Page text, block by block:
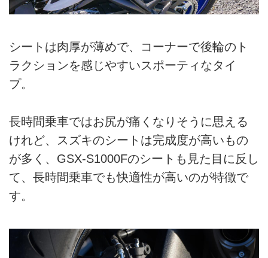
シートは肉厚が薄めで、コーナーで後輪のト
ラクションを感じやすいスポーティなタイ
プ。
長時間乗車ではお尻が痛くなりそうに思える
けれど、スズキのシートは完成度が高いもの
が多く、GSX-S1000Fのシートも見た目に反し
て、長時間乗車でも快適性が高いのが特徴で
す。